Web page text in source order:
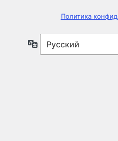
Политика
Язык